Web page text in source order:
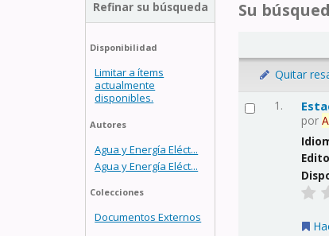
Refinar su búsqueda
Disponibilidad
Limitar a ítems
actualmente
disponibles.
Autores
Agua y Energía Eléct...
Agua y Energía Eléct...
Colecciones
Documentos Externos
Su
Quitar
1.
por